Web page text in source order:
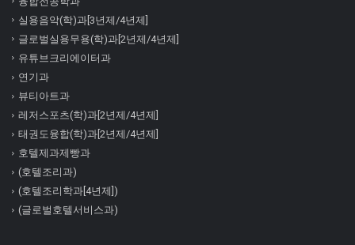
실용음악(학)과[3년제/4년제]
글로벌실용무용(학)과[2년제/4년제]
유튜브크리에이터과
연기과
뷰티아트과
레저스포츠(학)과[2년제/4년제]
태권도융합(학)과[2년제/4년제]
호텔제과제빵과
(호텔조리과)
(호텔조리학과[4년제])
(글로벌호텔서비스과)